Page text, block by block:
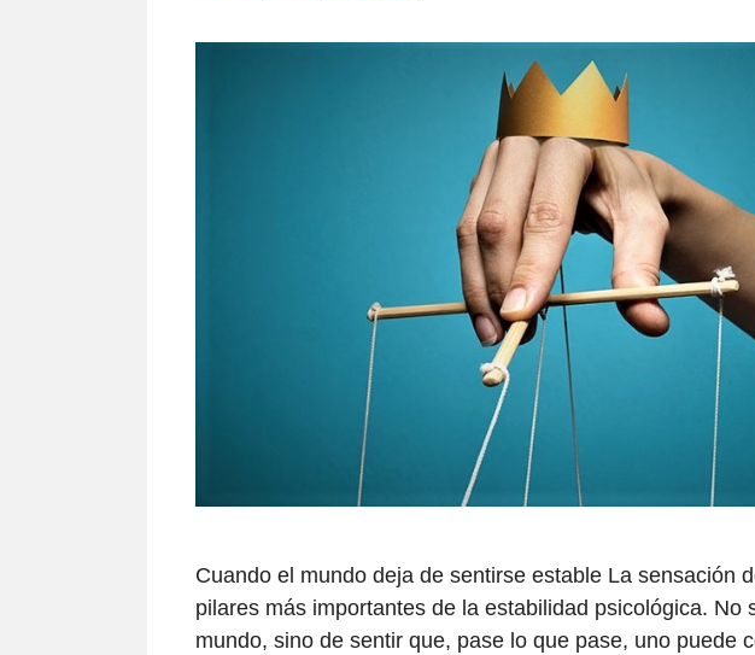
Cuando el mundo deja de sentirse estable La sensación
pilares más importantes de la estabilidad psicológica. No
mundo, sino de sentir que, pase lo que pase, uno puede